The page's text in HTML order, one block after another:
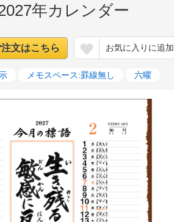
年カレンダー
文はこちら お気に入りに追加
メモスペース:罫線無し 六曜